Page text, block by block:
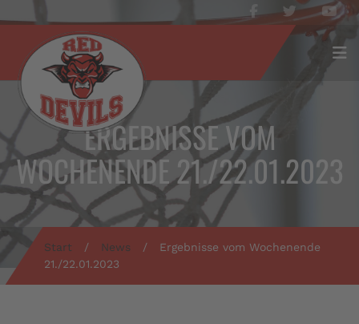
ERGEBNISSE VOM
WOCHENENDE 21./22.01.2023
Start / News /
Ergebnisse vom Wochenende
21./22.01.2023